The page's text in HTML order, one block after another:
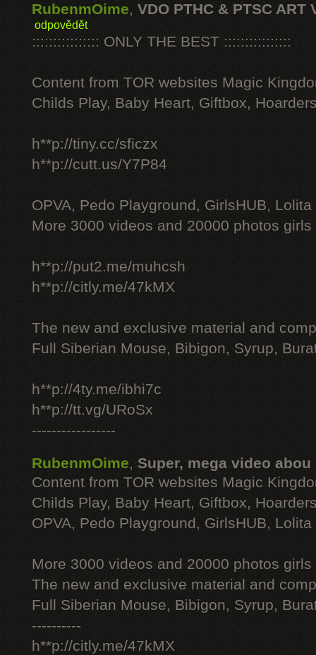
RubenmOime, VDO PTHC & PTSC ART
odpovědět
:::::::::::::::: ONLY THE BEST ::::::::::::::::
Content from TOR websites Magic
Childs Play, Baby Heart, Giftbox,
h**p://tiny.cc/sficzx
h**p://cutt.us/Y7P84
OPVA, Pedo Playground, GirlsHUB, Lolita
More 3000 videos and 20000 photos
h**p://put2.me/muhcsh
h**p://citly.me/47kMX
The new and exclusive material and
Full Siberian Mouse, Bibigon, Syrup,
h**p://4ty.me/ibhi7c
h**p://tt.vg/URoSx
-----------------
RubenmOime, Super, mega video abou
Content from TOR websites Magic
Childs Play, Baby Heart, Giftbox,
OPVA, Pedo Playground, GirlsHUB, Lolita
More 3000 videos and 20000 photos
The new and exclusive material and
Full Siberian Mouse, Bibigon, Syrup,
----------
h**p://citly.me/47kMX